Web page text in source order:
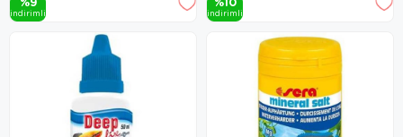
i̇ndi̇ri̇mli̇ i̇ndi̇ri̇mli̇